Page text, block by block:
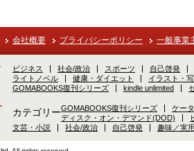
会社概要 プライバシーポリシー 一般事業
ビジネス 社会/政治 スポーツ 自己啓発
ライトノベル
健康・ダイエット イラスト・
GOMABOOKS復刊シリーズ
kindle unlimited
カテゴリーGOMABOOKS復刊シリーズ ケー
ディスク・オン・デマンド(DOD)
文芸・小説
社会/政治 自己啓発 趣味／実